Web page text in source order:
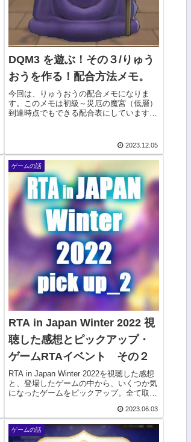
DQM3 を遊ぶ！その３/りゅう
おうを作る！配合方法メモ。
今回は、りゅうおうの配合メモになりま
す。このメモは初級～災厄の魔宮（低層）
到達時点でもできる配合表にしています。
で、レベル上げも大変かと思われます。な
2023.12.05
ゲームの話
RTA in Japan Winter 2022 視
聴した感想とピックアップ・
ゲームRTAイベント その２
RTA in Japan Winter 2022を視聴した感想
と、登場したゲームの中から、いくつか気
になったゲームをピックアップ。全て取り
ことになるので、かなり独断と偏見でチョ
イスしています！その１はこ...
2023.06.03
ゲームの話